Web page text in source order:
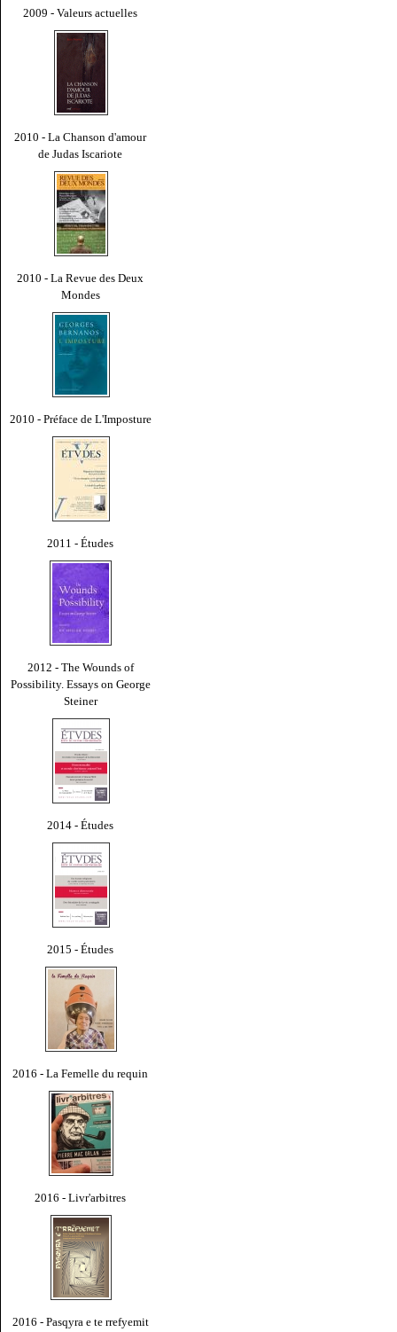
2009 - Valeurs actuelles
2010 - La Chanson d'amour
de Judas Iscariote
2010 - La Revue des Deux
Mondes
2010 - Préface de L'Imposture
2011 - Études
2012 - The Wounds of
Possibility. Essays on George
Steiner
2014 - Études
2015 - Études
2016 - La Femelle du requin
2016 - Livr'arbitres
2016 - Pasqyra e te rrefyemit